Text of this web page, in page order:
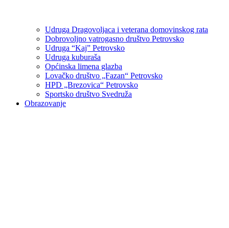
Udruga Dragovoljaca i veterana domovinskog rata
Dobrovoljno vatrogasno društvo Petrovsko
Udruga “Kaj” Petrovsko
Udruga kuburaša
Općinska limena glazba
Lovačko društvo „Fazan“ Petrovsko
HPD „Brezovica“ Petrovsko
Sportsko društvo Svedruža
Obrazovanje